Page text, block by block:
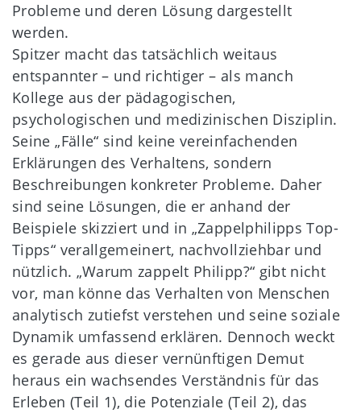
Probleme und deren Lösung dargestellt
werden.
Spitzer macht das tatsächlich weitaus
entspannter – und richtiger – als manch
Kollege aus der pädagogischen,
psychologischen und medizinischen Disziplin.
Seine „Fälle“ sind keine vereinfachenden
Erklärungen des Verhaltens, sondern
Beschreibungen konkreter Probleme. Daher
sind seine Lösungen, die er anhand der
Beispiele skizziert und in „Zappelphilipps Top-
Tipps“ verallgemeinert, nachvollziehbar und
nützlich. „Warum zappelt Philipp?“ gibt nicht
vor, man könne das Verhalten von Menschen
analytisch zutiefst verstehen und seine soziale
Dynamik umfassend erklären. Dennoch weckt
es gerade aus dieser vernünftigen Demut
heraus ein wachsendes Verständnis für das
Erleben (Teil 1), die Potenziale (Teil 2), das